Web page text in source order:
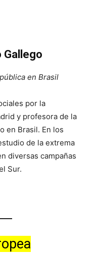
Gallego
en Brasil
por la
y profesora de la
en Brasil. En los
de la extrema
diversas campañas
Sur.